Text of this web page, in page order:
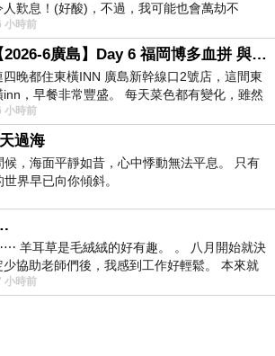
人歎息！(好酸)，不過，我可能也會萬劫不
...，每天跪鍵盤還是被判了花心的罪
小時前
【2026-6廣島】Day 6 福岡博多血拼 與機場接送少年司機深夜對談
四晚都住東橫INN 廣島新幹線口2號店，這間東
inn，早餐非常豐盛。 每天菜色都有變化，雖然
到工作人員拿出料理包加熱，但
小時前
過海
，海面平靜如昔，心中悸動無法平息。 只有
界早已向你傾斜。
羊耳草是毛絨絨的好有趣。 。 八月開始就決
少協助老師們後，我感到工作好輕鬆。 本來就
是我的工作啊。 真
小時前